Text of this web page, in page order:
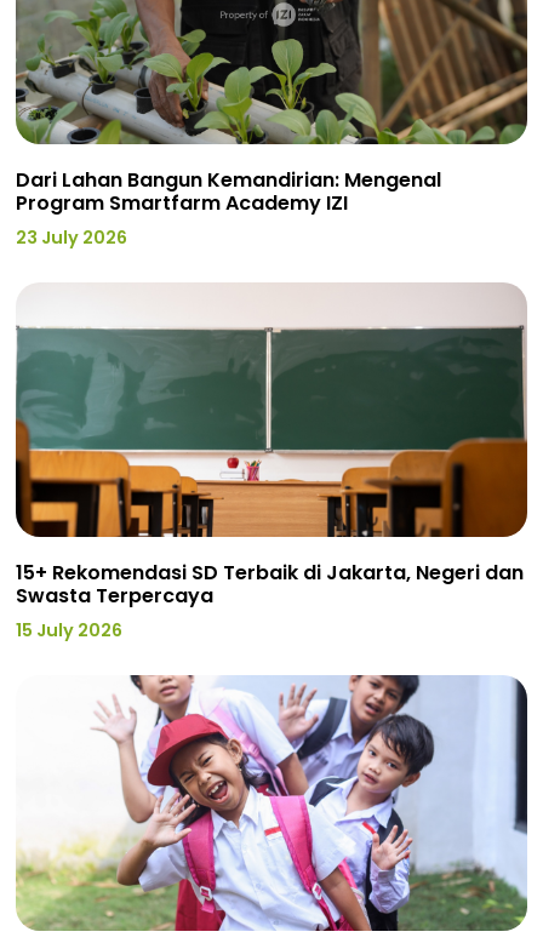
Dari Lahan Bangun Kemandirian: Mengenal
Program Smartfarm Academy IZI
23 July 2026
15+ Rekomendasi SD Terbaik di Jakarta, Negeri dan
Swasta Terpercaya
15 July 2026